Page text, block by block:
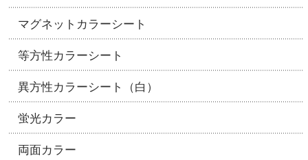
マグネットカラーシート
等方性カラーシート
異方性カラーシート（白）
蛍光カラー
両面カラー